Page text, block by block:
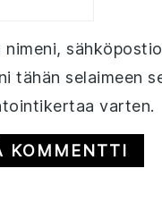
nimeni,
tähän selaimeen
varten.